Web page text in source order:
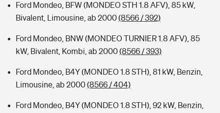
Ford Mondeo, BFW (MONDEO STH 1.8 AFV), 85 kW,
Bivalent, Limousine, ab 2000(8566 / 392)
Ford Mondeo, BNW (MONDEO TURNIER 1.8 AFV), 85
kW, Bivalent, Kombi, ab 2000(8566 / 393)
Ford Mondeo, B4Y (MONDEO 1.8 STH), 81 kW, Benzin,
Limousine, ab 2000(8566 / 404)
Ford Mondeo, B4Y (MONDEO 1.8 STH), 92 kW, Benzin,